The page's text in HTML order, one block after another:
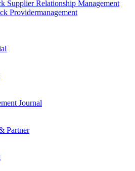
Supplier Relationship Management
Providermanagement
Journal
Partner